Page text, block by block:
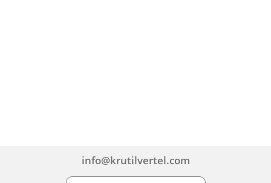
info@krutilvertel.com